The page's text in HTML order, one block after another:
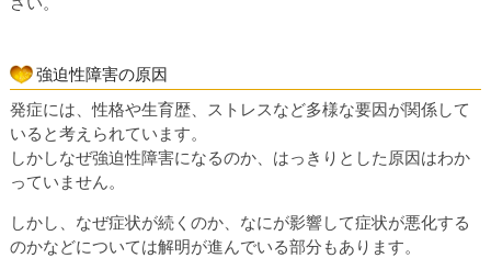
強迫性障害の原因
発症には、性格や生育歴、ストレスなど多様な要因が関係して
いると考えられています。
しかしなぜ強迫性障害になるのか、はっきりとした原因はわか
っていません。
しかし、なぜ症状が続くのか、なにが影響して症状が悪化する
のかなどについては解明が進んでいる部分もあります。